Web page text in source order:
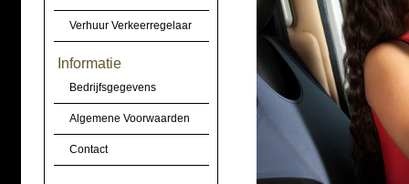
Verhuur Verkeerregelaar
Informatie
Bedrijfsgegevens
Algemene Voorwaarden
Contact